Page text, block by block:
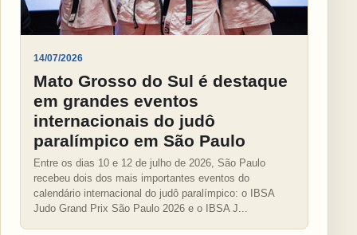
14/07/2026
Mato Grosso do Sul é destaque
em grandes eventos
internacionais do judô
paralímpico em São Paulo
Entre os dias 10 e 12 de julho de 2026, São Paulo
recebeu dois dos mais importantes eventos do
calendário internacional do judô paralímpico: o IBSA
Judo Grand Prix São Paulo 2026 e o IBSA J...